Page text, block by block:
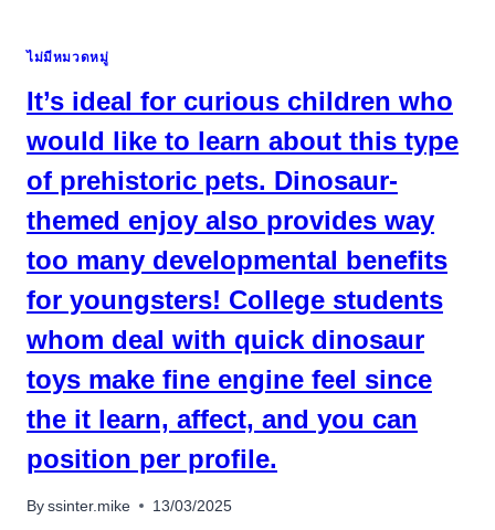
WEBSITES
2025:
WHERE
YOU
CAN
ENJOY
VIDEO
GAME
ไม่มีหมวดหมู่
It’s ideal for curious children who
would like to learn about this type
of prehistoric pets. Dinosaur-
themed enjoy also provides way
too many developmental benefits
for youngsters! College students
whom deal with quick dinosaur
toys make fine engine feel since
the it learn, affect, and you can
position per profile.
By ssinter.mike 13/03/2025